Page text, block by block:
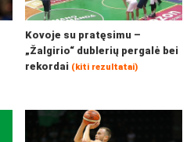
Kovoje su pratęsimu –
„Žalgirio“ dublerių pergalė bei
rekordai (kiti rezultatai)